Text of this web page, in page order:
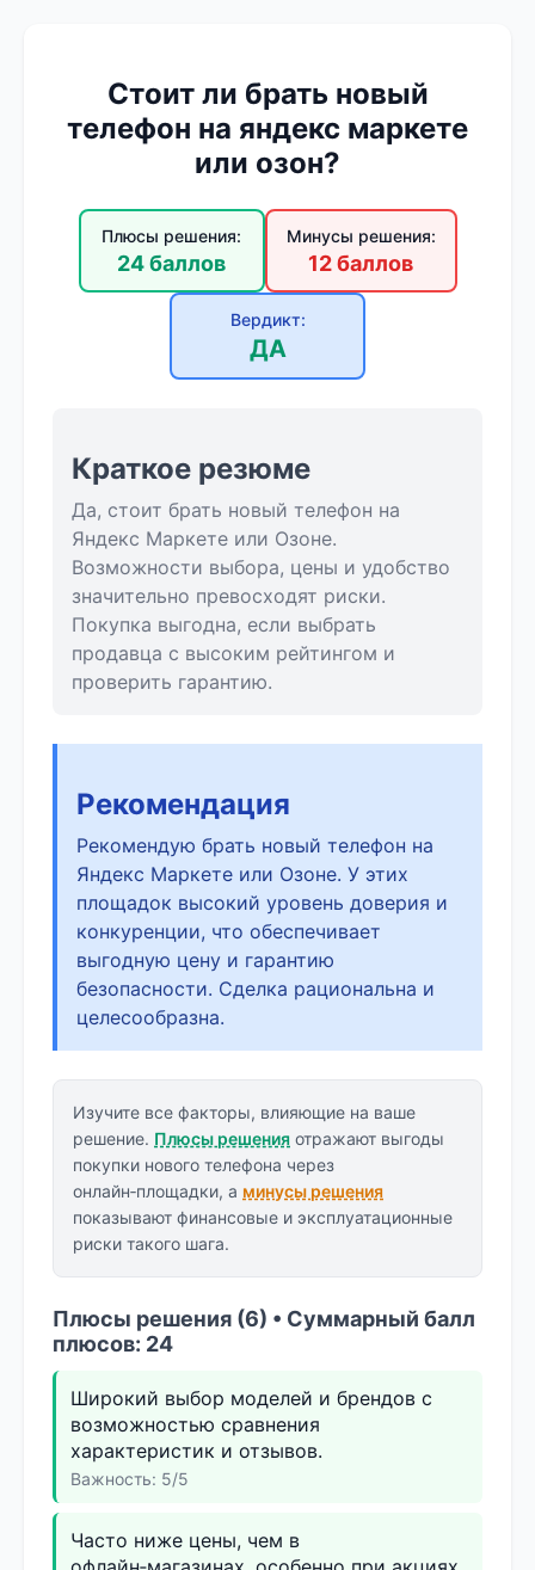
Стоит ли брать новый
телефон на яндекс маркете
или озон?
Плюсы решения:
24 баллов
Минусы решения:
12 баллов
Вердикт:
ДА
Краткое резюме
Да, стоит брать новый телефон на
Яндекс Маркете или Озоне.
Возможности выбора, цены и удобство
значительно превосходят риски.
Покупка выгодна, если выбрать
продавца с высоким рейтингом и
проверить гарантию.
Рекомендация
Рекомендую брать новый телефон на
Яндекс Маркете или Озоне. У этих
площадок высокий уровень доверия и
конкуренции, что обеспечивает
выгодную цену и гарантию
безопасности. Сделка рациональна и
целесообразна.
Изучите все факторы, влияющие на ваше
решение. Плюсы решения отражают выгоды
покупки нового телефона через
онлайн‑площадки, а минусы решения
показывают финансовые и эксплуатационные
риски такого шага.
Плюсы решения (6) • Суммарный балл
плюсов: 24
Широкий выбор моделей и брендов с
возможностью сравнения
характеристик и отзывов.
Важность: 5/5
Часто ниже цены, чем в